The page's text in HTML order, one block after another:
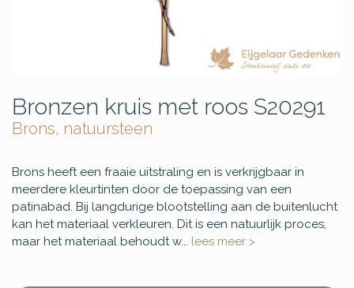
Bronzen kruis met roos S20291
Brons, natuursteen
Brons heeft een fraaie uitstraling en is verkrijgbaar in
meerdere kleurtinten door de toepassing van een
patinabad. Bij langdurige blootstelling aan de buitenlucht
kan het materiaal verkleuren. Dit is een natuurlijk proces,
maar het materiaal behoudt w... lees meer >